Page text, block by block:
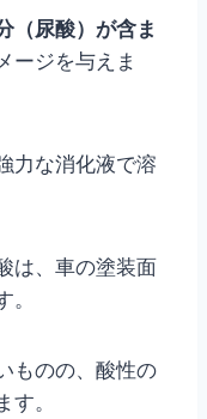
（尿酸）が含ま
ージを与えま
力な消化液で溶
は、車の塗装面
ものの、酸性の
。